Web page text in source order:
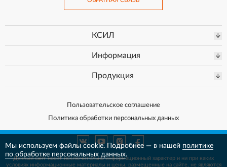
КСИЛ
Информация
Продукция
Пользовательское соглашение
Политика обработки персональных данных
Данный сайт носит исключительно информационный характер и ни при каких
условиях информационные материалы и цены, размещенные на сайте, неявляются
Мы используем файлы cookie. Подробнее — в нашей политике
по обработке персональных данных.